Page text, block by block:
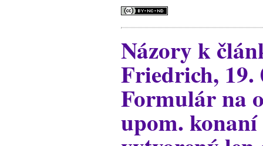
Názory k
Friedrich, 19.
Formulár na
upom.